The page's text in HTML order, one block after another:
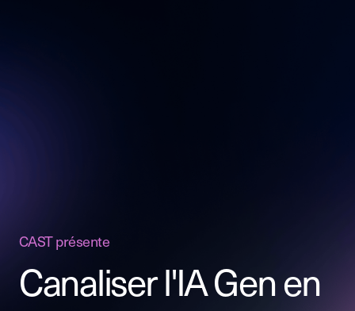
CAST présente
Canaliser l'IA Gen en